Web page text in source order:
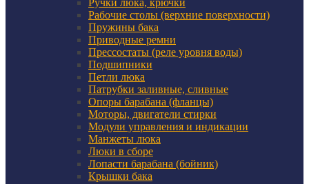
Ручки люка, крючки
Рабочие столы (верхние поверхности)
Пружины бака
Приводные ремни
Прессостаты (реле уровня воды)
Подшипники
Петли люка
Патрубки заливные, сливные
Опоры барабана (фланцы)
Моторы, двигатели стирки
Модули управления и индикации
Манжеты люка
Люки в сборе
Лопасти барабана (бойник)
Крышки бака